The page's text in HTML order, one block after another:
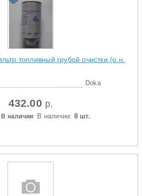
топливный грубой очистки (о.н.
Doka
432.00 р.
В наличии В наличии: 8 шт.